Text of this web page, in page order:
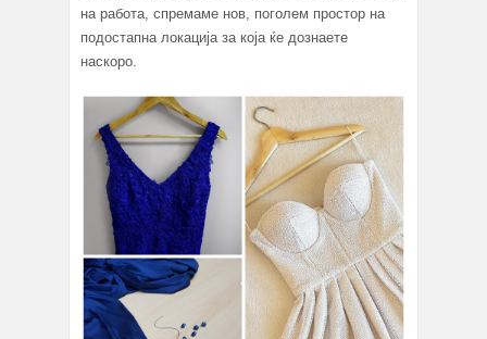
на работа, спремаме нов, поголем простор на
подостапна локација за која ќе дознаете
наскоро.